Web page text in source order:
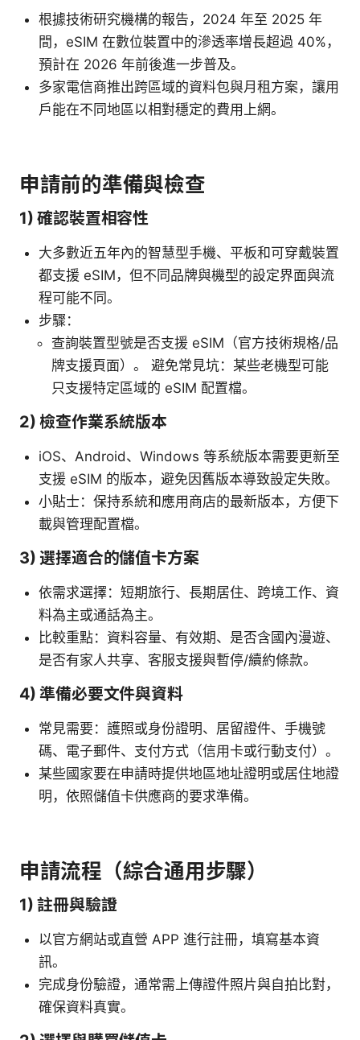
根據技術研究機構的報告，2024 年至 2025 年
間，eSIM 在數位裝置中的滲透率增長超過 40%，
預計在 2026 年前後進一步普及。
多家電信商推出跨區域的資料包與月租方案，讓用
戶能在不同地區以相對穩定的費用上網。
申請前的準備與檢查
1) 確認裝置相容性
大多數近五年內的智慧型手機、平板和可穿戴裝置
都支援 eSIM，但不同品牌與機型的設定界面與流
程可能不同。
步驟：
查詢裝置型號是否支援 eSIM（官方技術規格/品
牌支援頁面）。 避免常見坑：某些老機型可能
只支援特定區域的 eSIM 配置檔。
2) 檢查作業系統版本
iOS、Android、Windows 等系統版本需要更新至
支援 eSIM 的版本，避免因舊版本導致設定失敗。
小貼士：保持系統和應用商店的最新版本，方便下
載與管理配置檔。
3) 選擇適合的儲值卡方案
依需求選擇：短期旅行、長期居住、跨境工作、資
料為主或通話為主。
比較重點：資料容量、有效期、是否含國內漫遊、
是否有家人共享、客服支援與暫停/續約條款。
4) 準備必要文件與資料
常見需要：護照或身份證明、居留證件、手機號
碼、電子郵件、支付方式（信用卡或行動支付）。
某些國家要在申請時提供地區地址證明或居住地證
明，依照儲值卡供應商的要求準備。
申請流程（綜合通用步驟）
1) 註冊與驗證
以官方網站或直營 APP 進行註冊，填寫基本資
訊。
完成身份驗證，通常需上傳證件照片與自拍比對，
確保資料真實。